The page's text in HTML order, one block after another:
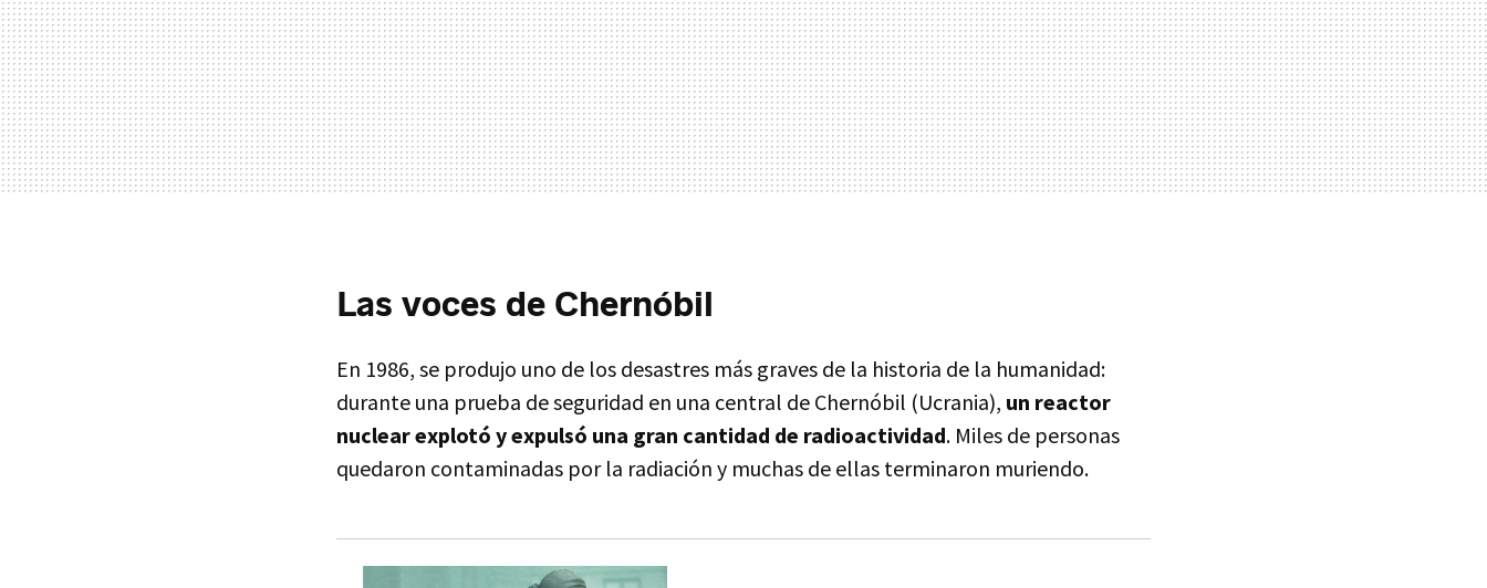
Las voces de Chernóbil
En 1986, se produjo uno de los desastres más graves de la historia de la humanidad:
durante una prueba de seguridad en una central de Chernóbil (Ucrania), un reactor
nuclear explotó y expulsó una gran cantidad de radioactividad. Miles de personas
quedaron contaminadas por la radiación y muchas de ellas terminaron muriendo.